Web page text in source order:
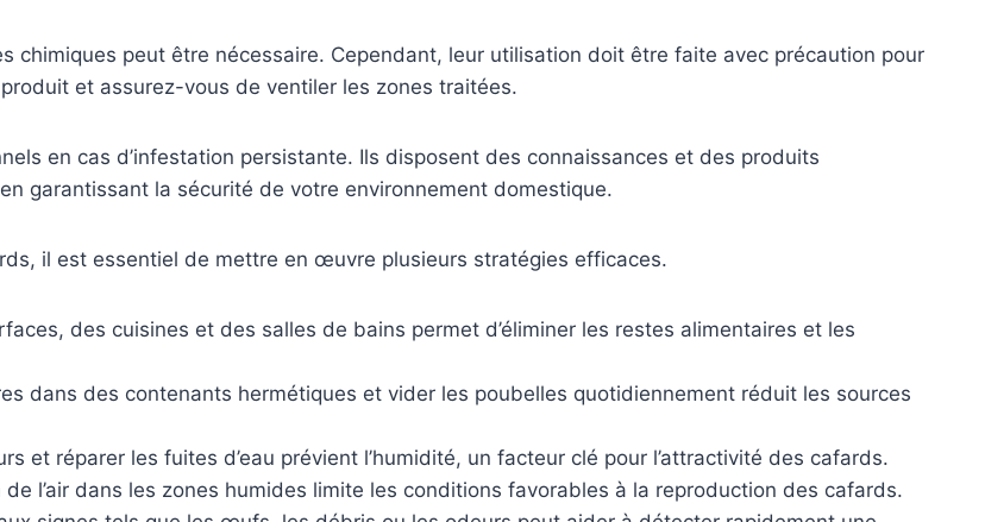
chimiques peut être nécessaire. Cependant, leur utilisation doit être faite avec précaution pour
et assurez-vous de ventiler les zones traitées.
en cas d’infestation persistante. Ils disposent des connaissances et des produits
garantissant la sécurité de votre environnement domestique.
il est essentiel de mettre en œuvre plusieurs stratégies efficaces.
des cuisines et des salles de bains permet d’éliminer les restes alimentaires et les
dans des contenants hermétiques et vider les poubelles quotidiennement réduit les sources
et réparer les fuites d’eau prévient l’humidité, un facteur clé pour l’attractivité des cafards.
l’air dans les zones humides limite les conditions favorables à la reproduction des cafards.